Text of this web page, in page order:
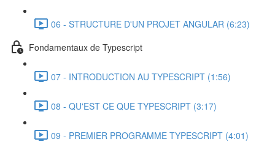
06 - STRUCTURE D'UN PROJET ANGULAR (6:23)
Fondamentaux de Typescript
07 - INTRODUCTION AU TYPESCRIPT (1:56)
08 - QU'EST CE QUE TYPESCRIPT (3:17)
09 - PREMIER PROGRAMME TYPESCRIPT (4:01)